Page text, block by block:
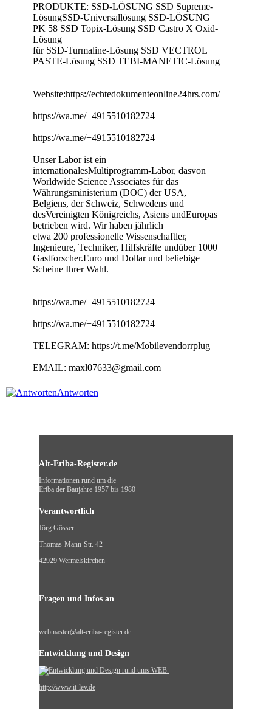
PRODUKTE: SSD-LÖSUNG SSD Supreme-
LösungSSD-Universallösung SSD-LÖSUNG
PK 58 SSD Topix-Lösung SSD Castro X Oxid-
Lösung
für SSD-Turmaline-Lösung SSD VECTROL
PASTE-Lösung SSD TEBI-MANETIC-Lösung
Website:https://echtedokumenteonline24hrs.com/
https://wa.me/+4915510182724
https://wa.me/+4915510182724
Unser Labor ist ein
internationalesMultiprogramm-Labor, dasvon
Worldwide Science Associates für das
Währungsministerium (DOC) der USA,
Belgiens, der Schweiz, Schwedens und
desVereinigten Königreichs, Asiens undEuropas
betrieben wird. Wir haben jährlich
etwa 200 professionelle Wissenschaftler,
Ingenieure, Techniker, Hilfskräfte undüber 1000
Gastforscher.Euro und Dollar und beliebige
Scheine Ihrer Wahl.
https://wa.me/+4915510182724
https://wa.me/+4915510182724
TELEGRAM: https://t.me/Mobilevendorrplug
EMAIL: maxl07633@gmail.com
Antworten
Alt-Eriba-Register.de
Informationen rund um die
Eriba der Baujahre 1957 bis 1980
Verantwortlich
Jörg Gösser
Thomas-Mann-Str. 42
42929 Wermelskirchen
Fragen und Infos an
webmaster@alt-eriba-register.de
Entwicklung und Design
http://www.it-lev.de